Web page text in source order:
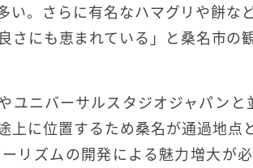
い。さらに有名なハマグリや餅な
さにも恵まれている」と桑名市の
ユニバーサルスタジオジャパンと
上に位置するため桑名が通過地点
リズムの開発による魅力増大が